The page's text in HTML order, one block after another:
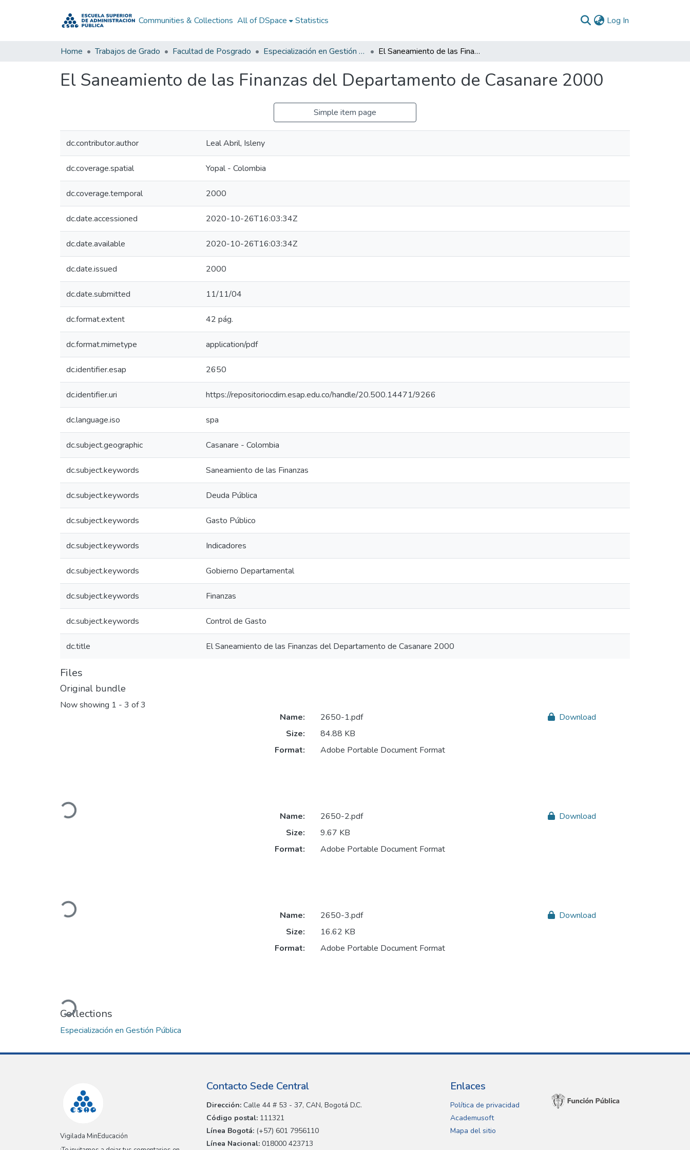
Communities & Collections All of DSpace Statistics Log In
Home Trabajos de Grado Facultad de Posgrado Especialización en Gestión Pública El Saneamiento de las Finanzas del Departamento de Casanare 2000
El Saneamiento de las Finanzas del Departamento de Casanare 2000
Simple item page
dc.contributor.author Leal Abril, Isleny
dc.coverage.spatial Yopal - Colombia
dc.coverage.temporal 2000
dc.date.accessioned 2020-10-26T16:03:34Z
dc.date.available 2020-10-26T16:03:34Z
dc.date.issued 2000
dc.date.submitted 11/11/04
dc.format.extent 42 pág.
dc.format.mimetype application/pdf
dc.identifier.esap 2650
dc.identifier.uri https://repositoriocdim.esap.edu.co/handle/20.500.14471/9266
dc.language.iso spa
dc.subject.geographic Casanare - Colombia
dc.subject.keywords Saneamiento de las Finanzas
dc.subject.keywords Deuda Pública
dc.subject.keywords Gasto Público
dc.subject.keywords Indicadores
dc.subject.keywords Gobierno Departamental
dc.subject.keywords Finanzas
dc.subject.keywords Control de Gasto
dc.title El Saneamiento de las Finanzas del Departamento de Casanare 2000
Files
Original bundle
Now showing 1 - 3 of 3
Loading...
Name:
2650-1.pdf
Size:
84.88 KB
Format:
Adobe Portable Document Format
Download
Loading...
Name:
2650-2.pdf
Size:
9.67 KB
Format:
Adobe Portable Document Format
Download
Loading...
Name:
2650-3.pdf
Size:
16.62 KB
Format:
Adobe Portable Document Format
Download
Collections
Especialización en Gestión Pública
Vigilada MinEducación
Contacto Sede Central
Dirección: Calle 44 # 53 - 37, CAN, Bogotá D.C.
Código postal: 111321
Línea Bogotá: (+57) 601 7956110
Línea Nacional: 018000 423713
Enlaces
Política de privacidad
Academusoft
Mapa del sitio